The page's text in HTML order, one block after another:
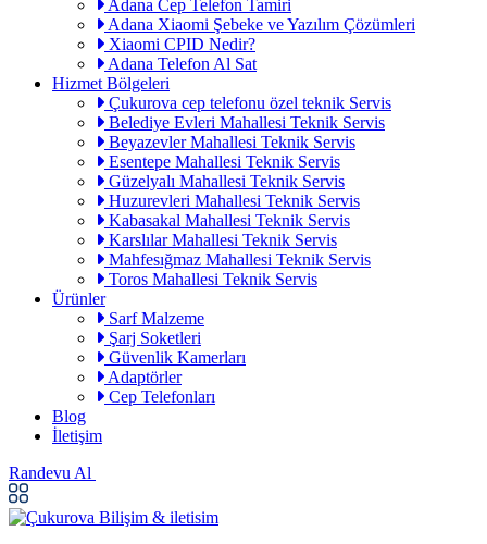
Adana Cep Telefon Tamiri
Adana Xiaomi Şebeke ve Yazılım Çözümleri
Xiaomi CPID Nedir?
Adana Telefon Al Sat
Hizmet Bölgeleri
Çukurova cep telefonu özel teknik Servis
Belediye Evleri Mahallesi Teknik Servis
Beyazevler Mahallesi Teknik Servis
Esentepe Mahallesi Teknik Servis
Güzelyalı Mahallesi Teknik Servis
Huzurevleri Mahallesi Teknik Servis
Kabasakal Mahallesi Teknik Servis
Karslılar Mahallesi Teknik Servis
Mahfesığmaz Mahallesi Teknik Servis
Toros Mahallesi Teknik Servis
Ürünler
Sarf Malzeme
Şarj Soketleri
Güvenlik Kamerları
Adaptörler
Cep Telefonları
Blog
İletişim
Randevu Al